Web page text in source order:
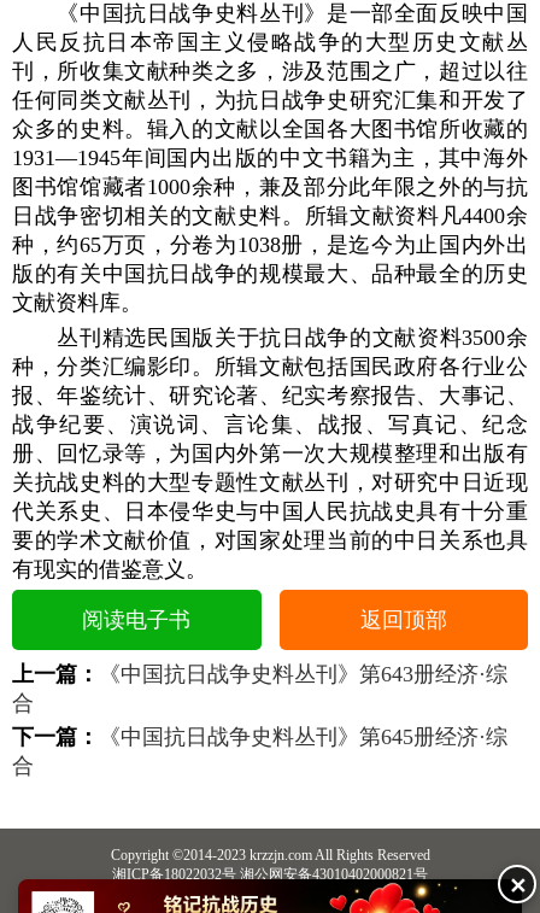
《中国抗日战争史料丛刊》是一部全面反映中国
人民反抗日本帝国主义侵略战争的大型历史文献丛
刊，所收集文献种类之多，涉及范围之广，超过以往
任何同类文献丛刊，为抗日战争史研究汇集和开发了
众多的史料。辑入的文献以全国各大图书馆所收藏的
1931—1945年间国内出版的中文书籍为主，其中海外
图书馆馆藏者1000余种，兼及部分此年限之外的与抗
日战争密切相关的文献史料。所辑文献资料凡4400余
种，约65万页，分卷为1038册，是迄今为止国内外出
版的有关中国抗日战争的规模最大、品种最全的历史
文献资料库。
丛刊精选民国版关于抗日战争的文献资料3500余
种，分类汇编影印。所辑文献包括国民政府各行业公
报、年鉴统计、研究论著、纪实考察报告、大事记、
战争纪要、演说词、言论集、战报、写真记、纪念
册、回忆录等，为国内外第一次大规模整理和出版有
关抗战史料的大型专题性文献丛刊，对研究中日近现
代关系史、日本侵华史与中国人民抗战史具有十分重
要的学术文献价值，对国家处理当前的中日关系也具
有现实的借鉴意义。
阅读电子书 返回顶部
上一篇：
《中国抗日战争史料丛刊》第643册经济·综
合
下一篇：
《中国抗日战争史料丛刊》第645册经济·综
合
Copyright ©2014-2023 krzzjn.com All Rights Reserved
湘ICP备18022032号 湘公网安备43010402000821号
中央网信办违法和不良信息举报中心
长沙市互联网违法和不良信息举报中心✕